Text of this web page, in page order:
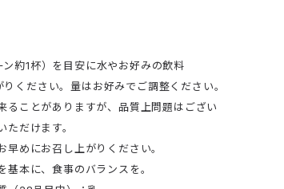
約1杯）を目安に水やお好みの飲料
ください。量はお好みでご調整ください。
ることがありますが、品質上問題はござい
だけます。
早めにお召し上がりください。
基本に、食事のバランスを。